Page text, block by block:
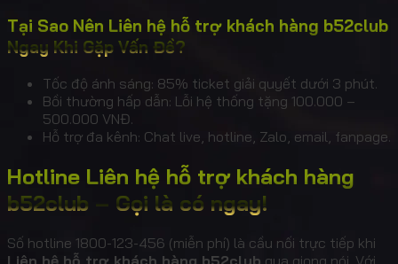
Tại Sao Nên Liên hệ hỗ trợ khách hàng b52club
Ngay Khi Gặp Vấn Đề?
Tốc độ ánh sáng: 85% ticket giải quyết dưới 3 phút.
Bồi thường hấp dẫn: Lỗi hệ thống tặng 100.000 –
500.000 VNĐ.
Hỗ trợ đa kênh: Chat live, hotline, Zalo, email, fanpage.
Hotline Liên hệ hỗ trợ khách hàng
b52club – Gọi là có ngay!
Số hotline 1800-123-456 (miễn phí) là cầu nối trực tiếp khi
Liên hệ hỗ trợ khách hàng b52club qua giọng nói. Với